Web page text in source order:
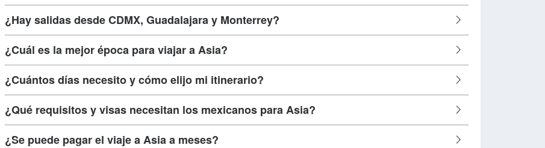
¿Hay salidas desde CDMX, Guadalajara y Monterrey?
¿Cuál es la mejor época para viajar a Asia?
¿Cuántos días necesito y cómo elijo mi itinerario?
¿Qué requisitos y visas necesitan los mexicanos para Asia?
¿Se puede pagar el viaje a Asia a meses?